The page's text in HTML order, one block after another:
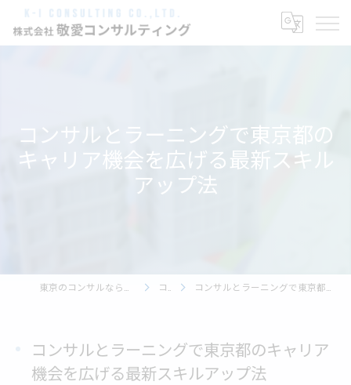
コンサルとラーニングで東京都の
キャリア機会を広げる最新スキル
アップ法
コラム コンサルとラーニングで東京都のキャリア機会を広げる最新スキルアップ法
コンサルとラーニングで東京都のキャリア
機会を広げる最新スキルアップ法